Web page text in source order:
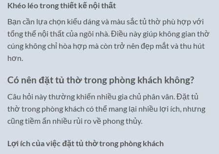
Khéo léo trong thiết kế nội thất
Bạn cần lựa chọn kiểu dáng và màu sắc tủ thờ phù hợp với
tổng thể nội thất của ngôi nhà. Điều này giúp không gian thờ
cúng không chỉ hòa hợp mà còn trở nên đẹp mắt và thu hút
hơn.
Có nên đặt tủ thờ trong phòng khách không?
Câu hỏi này thường khiến nhiều gia chủ phân vân. Đặt tủ
thờ trong phòng khách có thể mang lại nhiều lợi ích, nhưng
cũng tiềm ẩn nhiều rủi ro về phong thủy.
Lợi ích của việc đặt tủ thờ trong phòng khách